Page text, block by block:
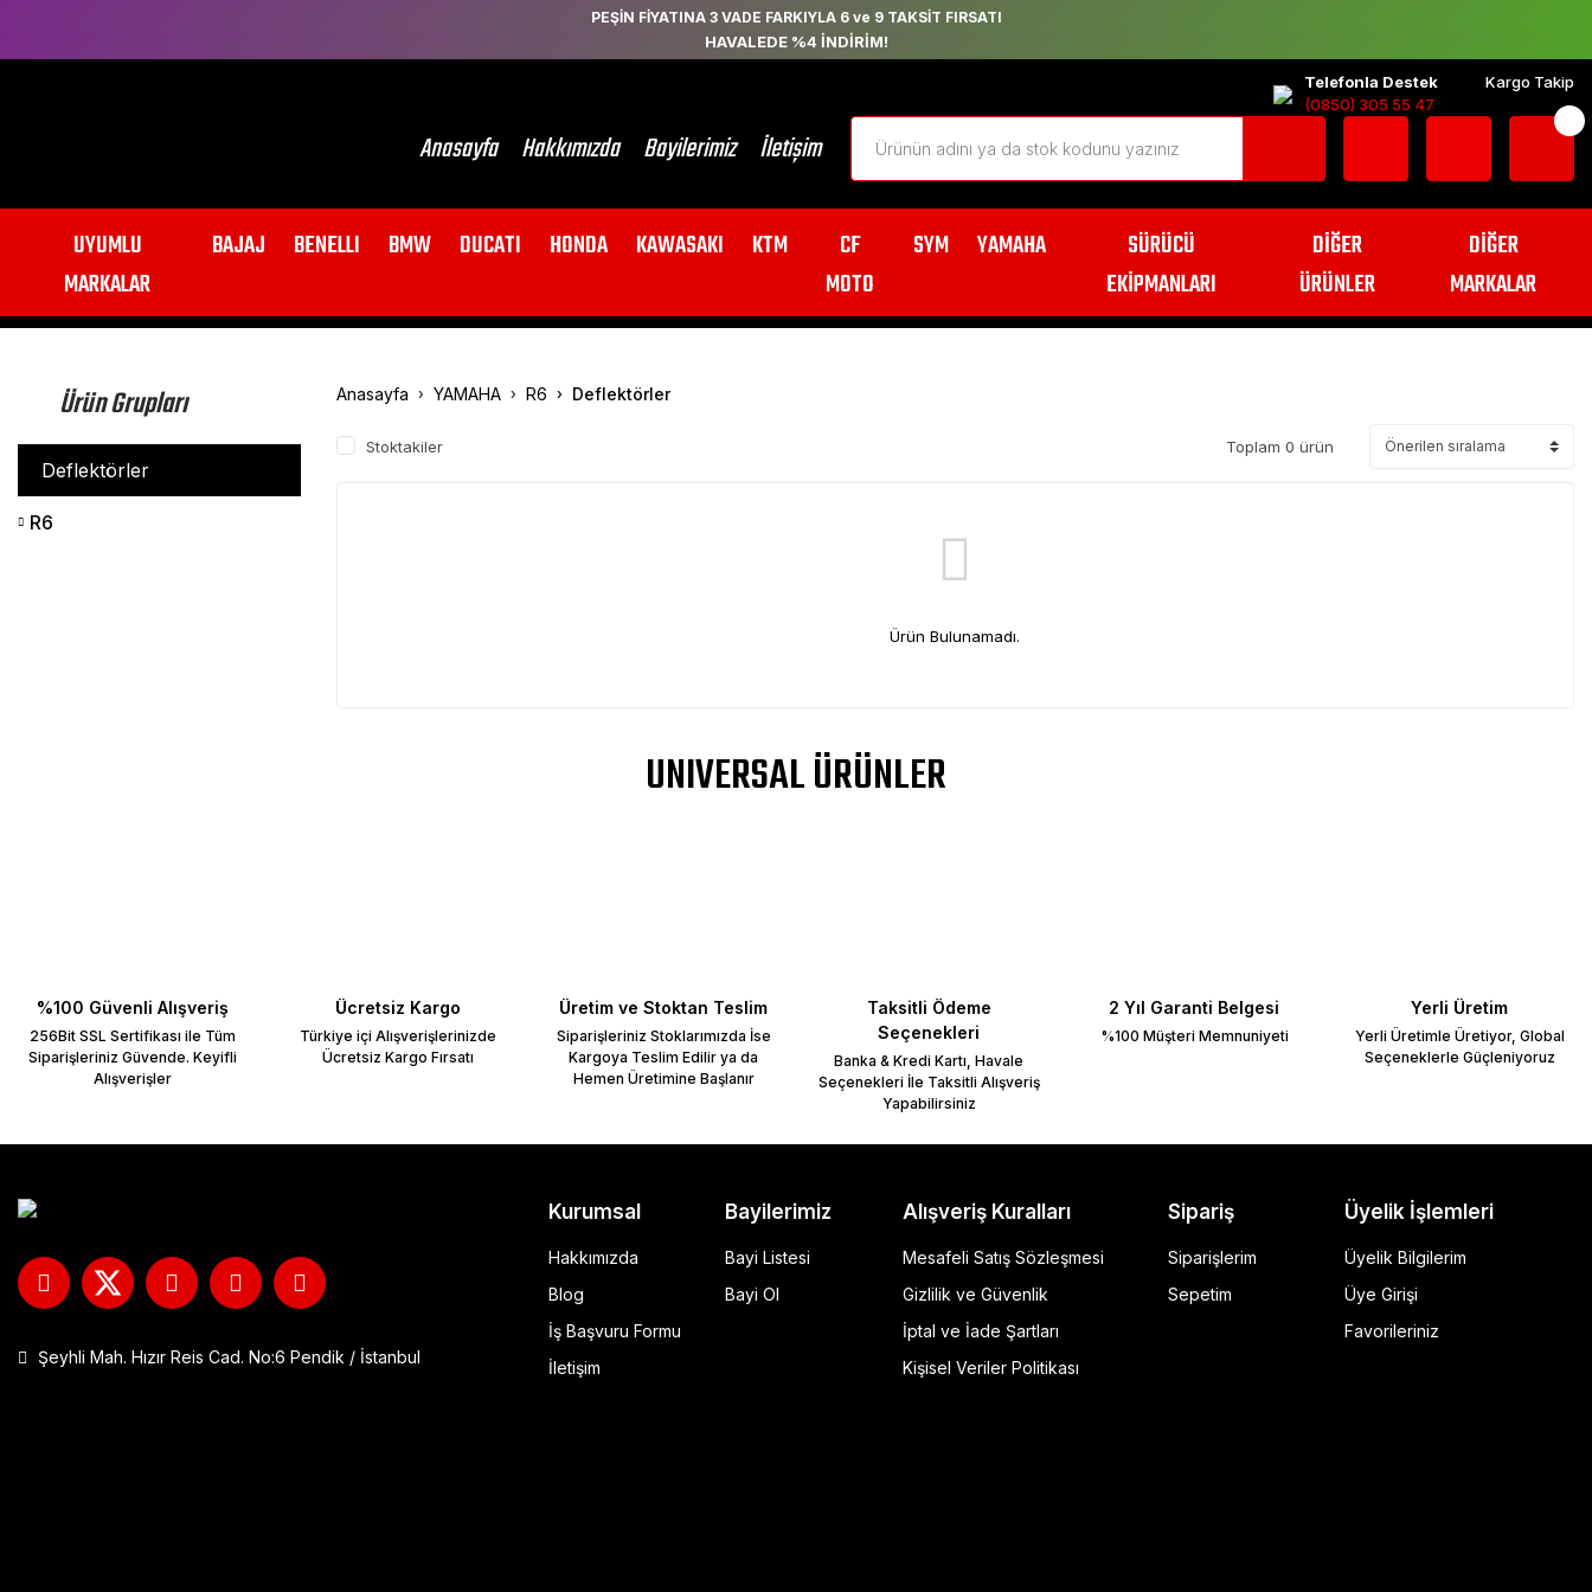
PEŞİN FİYATINA 3 VADE FARKIYLA 6 ve 9 TAKSİT FIRSATI
HAVALEDE %4 İNDİRİM!
Telefonla Destek
(0850) 305 55 47
Kargo Takip
Anasayfa Hakkımızda Bayilerimiz İletişim
UYUMLU
MARKALAR
BAJAJ BENELLI BMW DUCATI HONDA KAWASAKI KTM
CF
MOTO
SYM YAMAHA
SÜRÜCÜ
EKİPMANLARI
DİĞER
ÜRÜNLER
DİĞER
MARKALAR
Ürün Grupları
Deflektörler
R6
Anasayfa YAMAHA R6 Deflektörler
Stoktakiler Toplam 0 ürün
Ürün Bulunamadı.
UNIVERSAL ÜRÜNLER
GP Kompozit Universal 45 lt Plastik Motosiklet Çantası Siyah
%100 Güvenli Alışveriş
256Bit SSL Sertifikası ile Tüm
Siparişleriniz Güvende. Keyifli
Alışverişler
Ücretsiz Kargo
Türkiye içi Alışverişlerinizde
Ücretsiz Kargo Fırsatı
Üretim ve Stoktan Teslim
Siparişleriniz Stoklarımızda İse
Kargoya Teslim Edilir ya da
Hemen Üretimine Başlanır
Taksitli Ödeme
Seçenekleri
Banka & Kredi Kartı, Havale
Seçenekleri İle Taksitli Alışveriş
Yapabilirsiniz
2 Yıl Garanti Belgesi
%100 Müşteri Memnuniyeti
Yerli Üretim
Yerli Üretimle Üretiyor, Global
Seçeneklerle Güçleniyoruz
Şeyhli Mah. Hızır Reis Cad. No:6 Pendik / İstanbul
Kurumsal
Hakkımızda
Blog
İş Başvuru Formu
İletişim
Bayilerimiz
Bayi Listesi
Bayi Ol
Alışveriş Kuralları
Mesafeli Satış Sözleşmesi
Gizlilik ve Güvenlik
İptal ve İade Şartları
Kişisel Veriler Politikası
Sipariş
Siparişlerim
Sepetim
Üyelik İşlemleri
Üyelik Bilgilerim
Üye Girişi
Favorileriniz